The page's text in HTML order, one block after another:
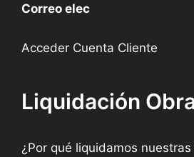
Correo elec
Acceder Cuenta Cliente
Liquidación
¿Por qué liquidamos